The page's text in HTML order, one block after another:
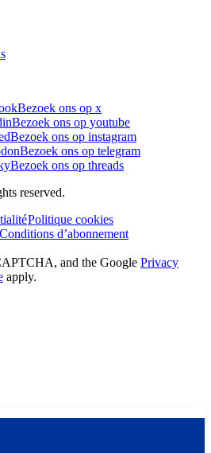
Bezoek ons op x
Bezoek ons op youtube
Bezoek ons op instagram
Bezoek ons op telegram
Bezoek ons op threads
reserved.
Politique cookies
Conditions d’abonnement
and the Google Privacy
apply.